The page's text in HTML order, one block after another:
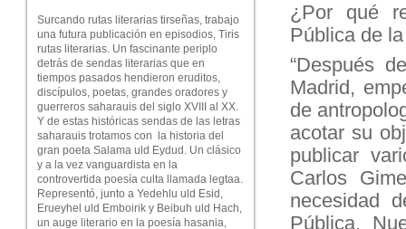
Surcando rutas literarias tirseñas, trabajo
una futura publicación en episodios, Tiris
rutas literarias. Un fascinante periplo
detrás de sendas literarias que en
tiempos pasados hendieron eruditos,
discípulos, poetas, grandes oradores y
guerreros saharauis del siglo XVIII al XX.
Y de estas históricas sendas de las letras
saharauis trotamos con la historia del
gran poeta Salama uld Eydud. Un clásico
y a la vez vanguardista en la
controvertida poesía culta llamada legtaa.
Representó, junto a Yedehlu uld Esid,
Erueyhel uld Emboirik y Beibuh uld Hach,
un auge literario en la poesía hasania,
¿Por qué
Pública de
“Después
Madrid,
de
acotar su
publicar
Carlos
necesidad
Pública.